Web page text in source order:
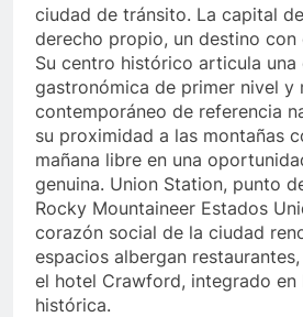
ciudad de tránsito. La capital
derecho propio, un destino con
Su centro histórico articula una
gastronómica de primer nivel y
contemporáneo de referencia
su proximidad a las montañas
mañana libre en una
genuina. Union Station, punto
Rocky Mountaineer Estados
corazón social de la ciudad
espacios albergan
el hotel Crawford, integrado
histórica.